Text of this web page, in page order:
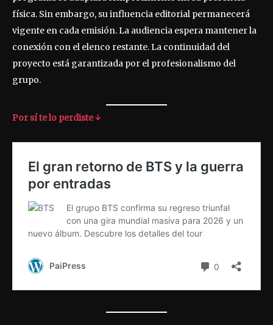
física. Sin embargo, su influencia editorial permanecerá
vigente en cada emisión. La audiencia espera mantener la
conexión con el elenco restante. La continuidad del
proyecto está garantizada por el profesionalismo del
grupo.
Por sí te lo perdiste ↓